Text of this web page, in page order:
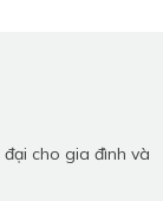
đại cho gia đình và